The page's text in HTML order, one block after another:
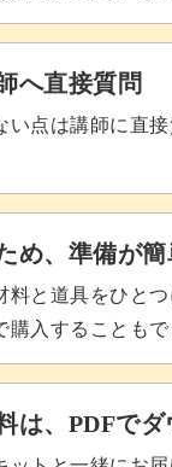
へ直接質問
い点は講師に直
め、準備が簡
と道具をひとつ
入することもで
は、PDFでダ